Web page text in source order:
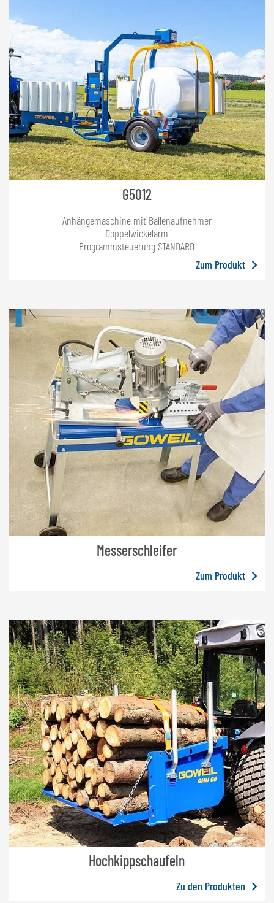
G5012
Anhängemaschine mit Ballenaufnehmer
Doppelwickelarm
Programmsteuerung STANDARD
Zum Produkt
Messerschleifer
Zum Produkt
Hochkippschaufeln
Zu den Produkten